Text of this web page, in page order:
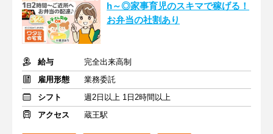
h～◎家事育児のスキマで稼げる！
お弁当の社割あり
給与
完全出来高制
雇用形態
業務委託
シフト
週2日以上 1日2時間以上
アクセス
蔵王駅